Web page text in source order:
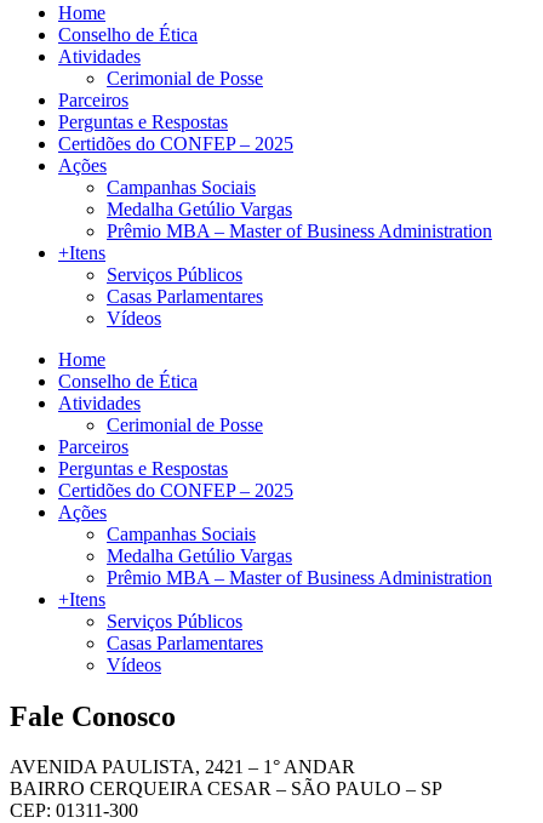
Home
Conselho de Ética
Atividades
Cerimonial de Posse
Parceiros
Perguntas e Respostas
Certidões do CONFEP – 2025
Ações
Campanhas Sociais
Medalha Getúlio Vargas
Prêmio MBA – Master of Business Administration
+Itens
Serviços Públicos
Casas Parlamentares
Vídeos
Home
Conselho de Ética
Atividades
Cerimonial de Posse
Parceiros
Perguntas e Respostas
Certidões do CONFEP – 2025
Ações
Campanhas Sociais
Medalha Getúlio Vargas
Prêmio MBA – Master of Business Administration
+Itens
Serviços Públicos
Casas Parlamentares
Vídeos
Fale Conosco
AVENIDA PAULISTA, 2421 – 1° ANDAR
BAIRRO CERQUEIRA CESAR – SÃO PAULO – SP
CEP: 01311-300